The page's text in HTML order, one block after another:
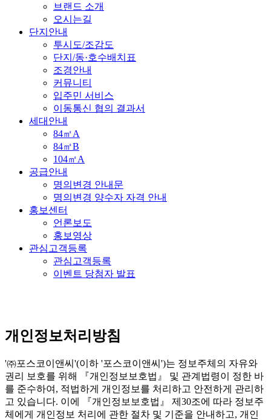
브랜드 소개
오시는길
단지안내
투시도/조감도
단지/동·호수배치표
조경안내
커뮤니티
입주민 서비스
이동통신 협의 결과서
세대안내
84㎡A
84㎡B
104㎡A
공급안내
명의변경 안내문
명의변경 양수자 자격 안내
홍보센터
언론보도
홍보영상
관심고객등록
관심고객등록
이벤트 당첨자 발표
개인정보처리방침
'㈜포스코이앤씨'(이하 '포스코이앤씨')는 정보주체의 자유와
권리 보호를 위해 『개인정보보호법』 및 관계법령이 정한 바
를 준수하여, 적법하게 개인정보를 처리하고 안전하게 관리하
고 있습니다. 이에 『개인정보보호법』 제30조에 따라 정보주
체에게 개인정보 처리에 관한 절차 및 기준을 안내하고, 개인